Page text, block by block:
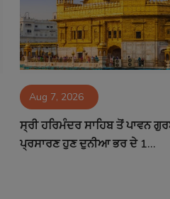
Aug 7, 2026
ਸ੍ਰੀ ਹਰਿਮੰਦਰ ਸਾਹਿਬ ਤੋਂ ਪਾਵਨ
ਪ੍ਰਸਾਰਣ ਹੁਣ ਦੁਨੀਆ ਭਰ ਦੇ 1...